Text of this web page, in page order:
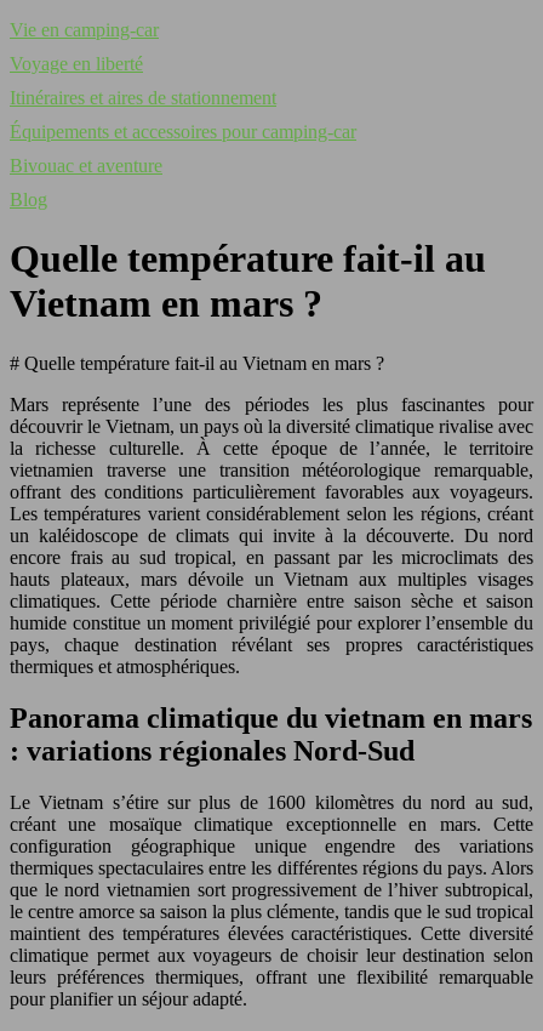
Vie en camping-car
Voyage en liberté
Itinéraires et aires de stationnement
Équipements et accessoires pour camping-car
Bivouac et aventure
Blog
Quelle température fait-il au
Vietnam en mars ?
# Quelle température fait-il au Vietnam en mars ?
Mars représente l’une des périodes les plus fascinantes pour
découvrir le Vietnam, un pays où la diversité climatique rivalise avec
la richesse culturelle. À cette époque de l’année, le territoire
vietnamien traverse une transition météorologique remarquable,
offrant des conditions particulièrement favorables aux voyageurs.
Les températures varient considérablement selon les régions, créant
un kaléidoscope de climats qui invite à la découverte. Du nord
encore frais au sud tropical, en passant par les microclimats des
hauts plateaux, mars dévoile un Vietnam aux multiples visages
climatiques. Cette période charnière entre saison sèche et saison
humide constitue un moment privilégié pour explorer l’ensemble du
pays, chaque destination révélant ses propres caractéristiques
thermiques et atmosphériques.
Panorama climatique du vietnam en mars
: variations régionales Nord-Sud
Le Vietnam s’étire sur plus de 1600 kilomètres du nord au sud,
créant une mosaïque climatique exceptionnelle en mars. Cette
configuration géographique unique engendre des variations
thermiques spectaculaires entre les différentes régions du pays. Alors
que le nord vietnamien sort progressivement de l’hiver subtropical,
le centre amorce sa saison la plus clémente, tandis que le sud tropical
maintient des températures élevées caractéristiques. Cette diversité
climatique permet aux voyageurs de choisir leur destination selon
leurs préférences thermiques, offrant une flexibilité remarquable
pour planifier un séjour adapté.